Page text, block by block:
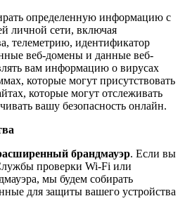
определенную информацию с
личной сети, включая
телеметрию, идентификатор
веб-домены и данные веб-
вам информацию о вирусах
которые могут присутствовать
которые могут отслеживать
вашу безопасность онлайн.
брандмауэр. Если вы
проверки Wi-Fi или
мы будем собирать
для защиты вашего устройства